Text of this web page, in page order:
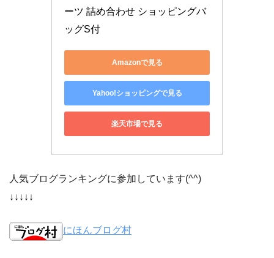
ーツ 詰め合わせ ショッピングバ
ッグS付
Amazonで見る
Yahoo!ショッピングで見る
楽天市場で見る
人気ブログランキングに参加しています(^^)
↓↓↓↓↓
にほんブログ村